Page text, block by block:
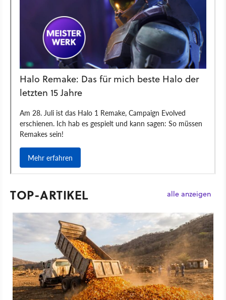
TOP-ARTIKEL alle anzeigen